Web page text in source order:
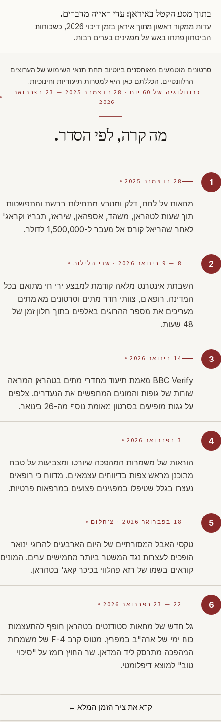
בתוך מסע הקטל באיראן: עדי ראייה מדברים.
עדות ממקור ראשון מתוך איראן בזמן דיכוי 2026, כשכוחות
הביטחון פתחו באש על מפגינים בערים רבות.
סרטונים מוטמעים מאוחסנים ביוטיוב תחת תנאי השימוש של הערוצים
הרלוונטיים. הכללתם כאן היא למטרות תיעודיות וחינוכיות.
כרונולוגיה של 60 יום · 28 בדצמבר 2025 — 23 בפברואר
2026
מה קרה, לפי הסדר.
1 28 בדצמבר 2025
מחאות על לחם, דלק ומטבע מתחילות ברשת ומתפשטות
תוך שעות לטהראן, משהד, אספהאן, שיראז, תבריז וקראג'
לאחר שהריאל קורס אל מעבר ל-1,500,000 לדולר.
2 8 — 9 בינואר 2026 · שני הלילות
השבתת אינטרנט מלאה קודמת למבצע ירי חי מתואם בכל
המדינה. רופאים, צוותי חדר מתים וסרטונים מאומתים
מעריכים את מספר ההרוגים באלפים בתוך חלון זמן של
48 שעות.
3 14 בינואר 2026
BBC Verify מאמת תיעוד מחדרי מתים בטהראן המראה
שורות של גופות והמונים המחפשים את הנעדרים. צלפים
על גגות מופיעים בסרטון מאומת נוסף מה-26 בינואר.
4 3 בפברואר 2026
הוראות של משמרות המהפכה שיורטו ומצביעות על טבח
מתוכנן מראש צפות בדיווחים עצמאיים. מדווח כי רופאים
נעצרו בגלל שטיפלו במפגינים פצועים במרפאות פרטיות.
5 18 בפברואר 2026 · צ'הלום
טקסי האבל המסורתיים של היום הארבעים להרוגי ינואר
הופכים לעצרות נגד המשטר ביותר מחמישים ערים. המונים
קוראים בשמו של רזא פהלווי בכיכר קאג' בטהראן.
6 22 — 23 בפברואר 2026
גל חדש של מחאות סטודנטים בטהראן חופף להתעצמות
כוח ימי של ארה"ב במפרץ. מטוס קרב F-4 של משמרות
המהפכה מתרסק ליד המדאן. שר החוץ רומז על "סיכוי
טוב" למוצא דיפלומטי.
קרא את ציר הזמן המלא ←